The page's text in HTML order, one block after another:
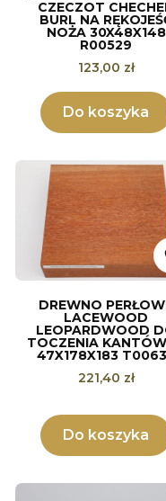
CZECZOT
BURL NA
NOŻA 30X48X148
R00529
Cena
123,00 zł
Do koszyka
DREWNO
LACEWOOD
LEOPARDWOOD
TOCZENIA
47X178X183
Cena
221,40 zł
Do koszyka